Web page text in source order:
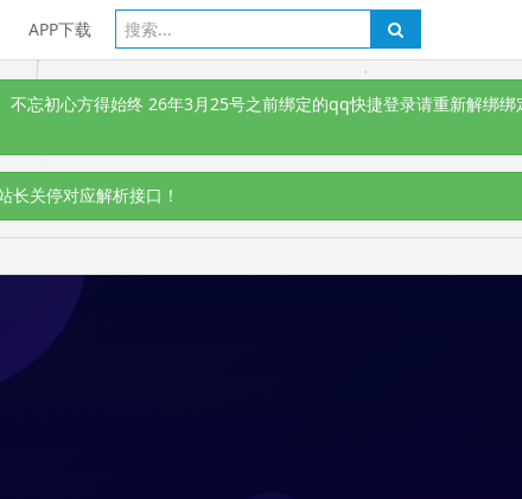
APP下载
不忘初心方得始终 26年3月25号之前绑定的qq快捷登录请重新解绑
长关停对应解析接口！